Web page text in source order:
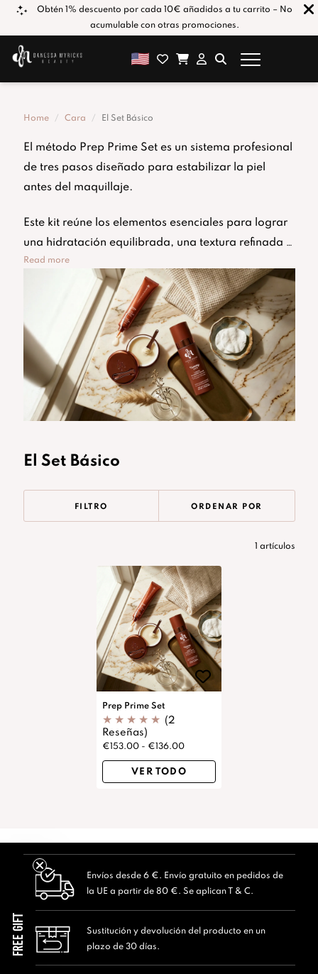
Obtén 1% descuento por cada 10€ añadidos a tu carrito – No
acumulable con otras promociones.
Home Cara El Set Básico
El método Prep Prime Set es un sistema profesional
de tres pasos diseñado para estabilizar la piel
antes del maquillaje.
Este kit reúne los elementos esenciales para lograr
una hidratación equilibrada, una textura refinada y
un cutis impecable de larga duración.
Si tu maquillaje se cuartea, se vuelve grasoso a
mediodía o resalta la textura de la piel, esta es la
base que necesitabas.
Read more
El Set Básico
FILTRO ORDENAR POR
1 artículos
Prep Prime Set
(2
Reseñas)
€153.00 - €136.00
VER TODO
Envíos desde 6 €. Envío gratuito en pedidos de
la UE a partir de 80 €. Se aplican T & C.
Sustitución y devolución del producto en un
plazo de 30 días.
FREE GIFT